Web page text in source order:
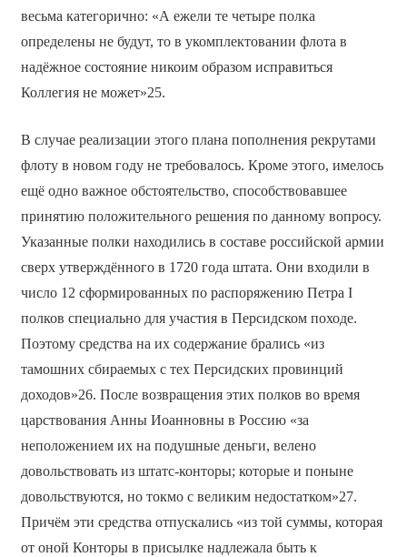
весьма категорично: «А ежели те четыре полка
определены не будут, то в укомплектовании флота в
надёжное состояние никоим образом исправиться
Коллегия не может»25.
В случае реализации этого плана пополнения рекрутами
флоту в новом году не требовалось. Кроме этого, имелось
ещё одно важное обстоятельство, способствовавшее
принятию положительного решения по данному вопросу.
Указанные полки находились в составе российской армии
сверх утверждённого в 1720 года штата. Они входили в
число 12 сформированных по распоряжению Петра I
полков специально для участия в Персидском походе.
Поэтому средства на их содержание брались «из
тамошних сбираемых с тех Персидских провинций
доходов»26. После возвращения этих полков во время
царствования Анны Иоанновны в Россию «за
неположением их на подушные деньги, велено
довольствовать из штатс-конторы; которые и поныне
довольствуются, но токмо с великим недостатком»27.
Причём эти средства отпускались «из той суммы, которая
от оной Конторы в присылке надлежала быть к